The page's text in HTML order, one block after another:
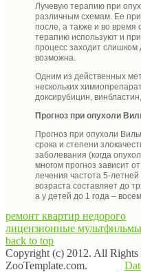
Лучевую терапию при
различным схемам. Ее
после, а также и во время
терапию используют и
процесс заходит
возможна.
Одним из действенных
нескольких
доксирубицин,
Прогноз при опухоли
Прогноз при опухоли
срока и степени
заболевания (когда
многом прогноз зависит
лечения частота 5-
возраста составляет до
а у детей до 1 года –
ремонт квартир недорого
лицензионные
back to top
Copyright (c) 2012. All Rights
ZooTemplate.com.